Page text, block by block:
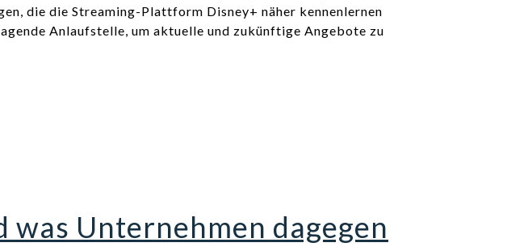
die die Streaming-Plattform Disney+ näher kennenlernen
Anlaufstelle, um aktuelle und zukünftige Angebote zu
Unternehmen dagegen